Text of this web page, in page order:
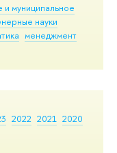
и муниципальное
науки
менеджмент
2022 2021 2020